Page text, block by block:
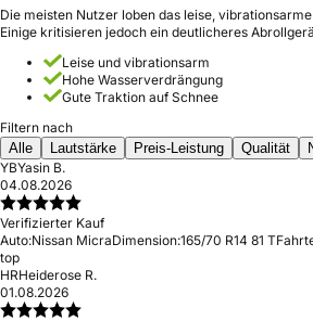
Die meisten Nutzer loben das leise,
Einige kritisieren jedoch ein deutlicheres
Leise und vibrationsarm
Hohe Wasserverdrängung
Gute Traktion auf Schnee
Filtern nach
Alle
Lautstärke Preis-Leistung Qualität
YBYasin B.
04.08.2026
Verifizierter Kauf
Auto:Nissan MicraDimension:165/70 R14 81 T
top
HRHeiderose R.
01.08.2026